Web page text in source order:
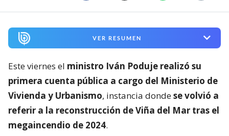
VER RESUMEN
Este viernes el ministro Iván Poduje realizó su
primera cuenta pública a cargo del Ministerio de
Vivienda y Urbanismo, instancia dondese volvió a
referir a la reconstrucción de Viña del Mar tras el
megaincendio de 2024.